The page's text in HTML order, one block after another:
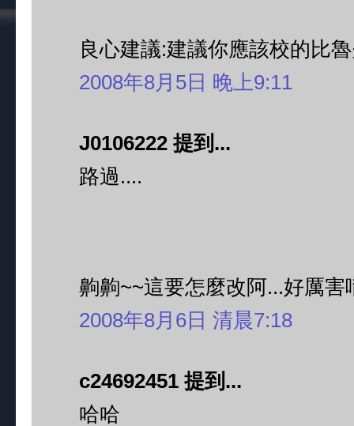
良心建議:建議你應該校的比
2008年8月5日 晚上9:11
J0106222 提到...
路過....
齁齁~~這要怎麼改阿...好厲害
2008年8月6日 清晨7:18
c24692451 提到...
哈哈